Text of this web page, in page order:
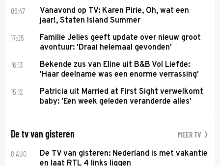
06:47
Vanavond op TV: Karen Pirie, Oh, wat een
jaar!, Staten Island Summer
17:05
Familie Jelies geeft update over nieuw groot
avontuur: 'Draai helemaal gevonden'
16:13
Bekende zus van Eline uit B&B Vol Liefde:
'Haar deelname was een enorme verrassing'
15:12
Patricia uit Married at First Sight verwelkomt
baby: 'Een week geleden veranderde alles'
De tv van gisteren MEER TV
8 AUG
De TV van gisteren: Nederland is met vakantie
en laat RTL 4 links liggen